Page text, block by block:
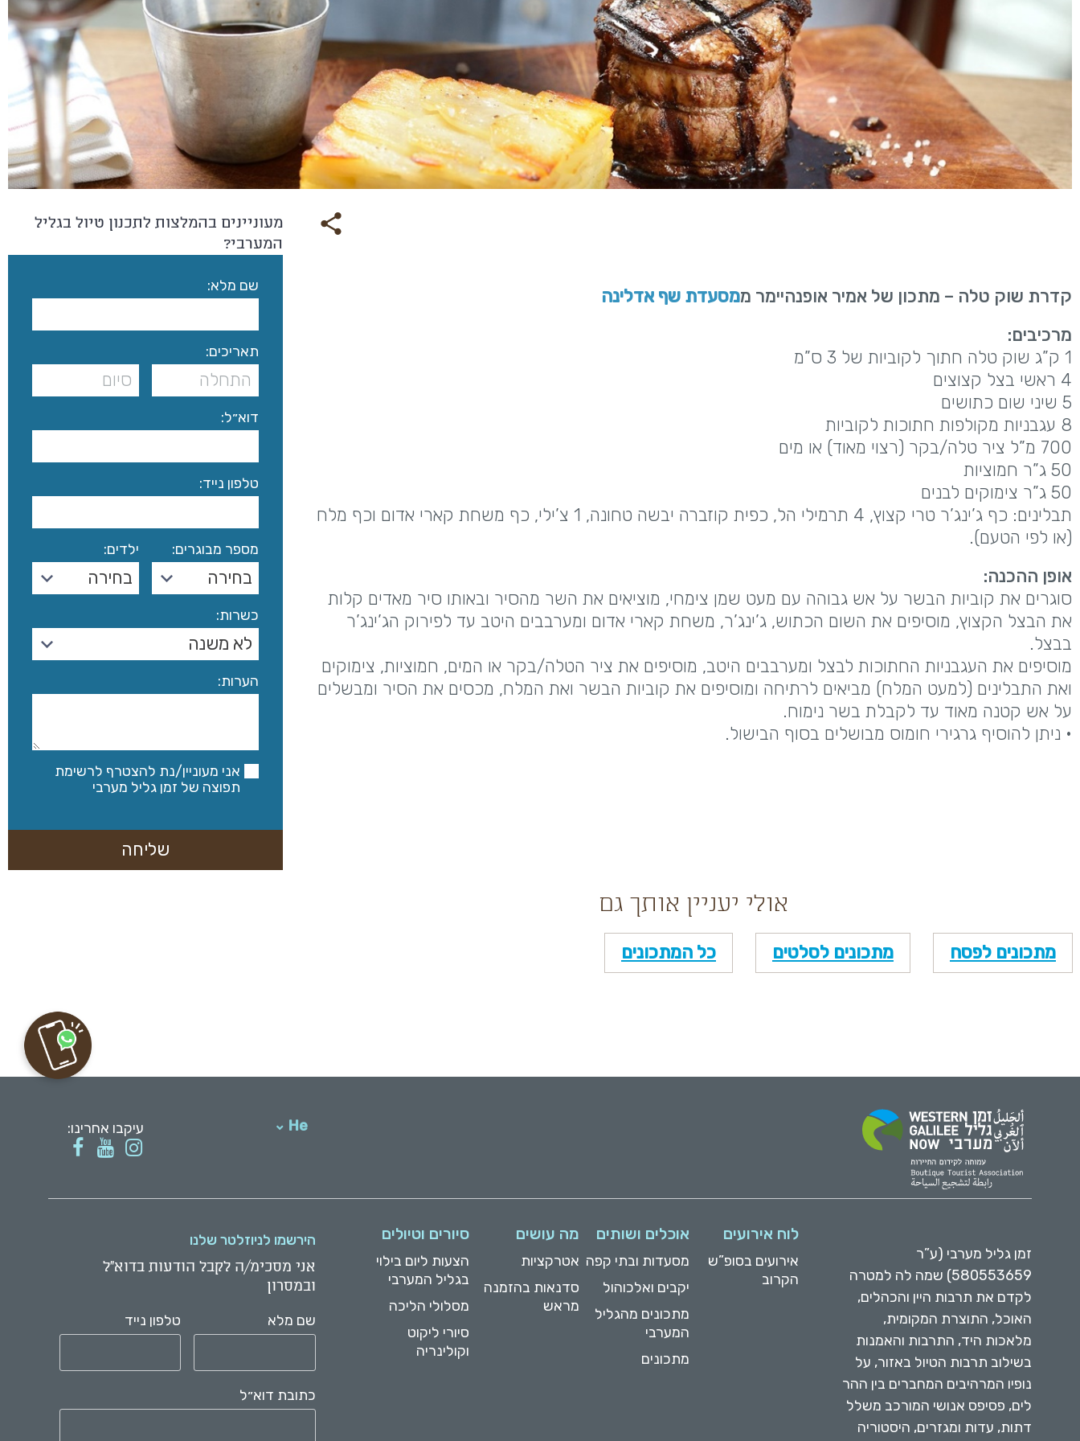
קדרת שוק טלה – מתכון של אמיר אופנהיימר ממסעדת שף אדלינה
מרכיבים:
1 ק”ג שוק טלה חתוך לקוביות של 3 ס”מ
4 ראשי בצל קצוצים
5 שיני שום כתושים
8 עגבניות מקולפות חתוכות לקוביות
700 מ”ל ציר טלה/בקר (רצוי מאוד) או מים
50 ג”ר חמוציות
50 ג”ר צימוקים לבנים
תבלינים: כף ג’ינג’ר טרי קצוץ, 4 תרמילי הל, כפית קוזברה יבשה טחונה, 1 צ’ילי, כף משחת קארי אדום וכף מלח
(או לפי הטעם).
אופן ההכנה:
סוגרים את קוביות הבשר על אש גבוהה עם מעט שמן צימחי, מוציאים את השר מהסיר ובאותו סיר מאדים קלות
את הבצל הקצוץ, מוסיפים את השום הכתוש, ג’ינג’ר, משחת קארי אדום ומערבבים היטב עד לפירוק הג’ינג’ר
בבצל.
מוסיפים את העגבניות החתוכות לבצל ומערבבים היטב, מוסיפים את ציר הטלה/בקר או המים, חמוציות, צימוקים
ואת התבלינים (למעט המלח) מביאים לרתיחה ומוסיפים את קוביות הבשר ואת המלח, מכסים את הסיר ומבשלים
על אש קטנה מאוד עד לקבלת בשר נימוח.
• ניתן להוסיף גרגירי חומוס מבושלים בסוף הבישול.
אולי יעניין אותך גם
מתכונים לפסח מתכונים לסלטים כל המתכונים
מעוניינים בהמלצות לתכנון טיול בגליל
המערבי?
שם מלא:
תאריכים:
דוא״ל:
טלפון נייד:
מספר מבוגרים:
בחירה
ילדים:
בחירה
כשרות:
לא משנה
הערות:
אני מעוניין/נת להצטרף לרשימת
תפוצה של זמן גליל מערבי
He עיקבו אחרינו:
זמן גליל מערבי (ע”ר
580553659) שמה לה למטרה
לקדם את תרבות היין והכהלים,
האוכל, התוצרת המקומית,
מלאכות היד, התרבות והאמנות
בשילוב תרבות הטיול באזור, על
נופיו המרהיבים המחברים בין ההר
לים, פסיפס אנושי המורכב משלל
דתות, עדות ומגזרים, היסטוריה
לוח אירועים
אירועים בסופ”ש
הקרוב
אוכלים ושותים
מסעדות ובתי קפה
יקבים ואלכוהול
מתכונים מהגליל
המערבי
מתכונים
מה עושים
אטרקציות
סדנאות בהזמנה
מראש
סיורים וטיולים
הצעות ליום בילוי
בגליל המערבי
מסלולי הליכה
סיורי ליקוט
וקולינריה
הירשמו לניוזלטר שלנו
אני מסכימ/ה לקבל הודעות בדוא"ל
ובמסרון
שם מלא טלפון נייד
כתובת דוא״ל